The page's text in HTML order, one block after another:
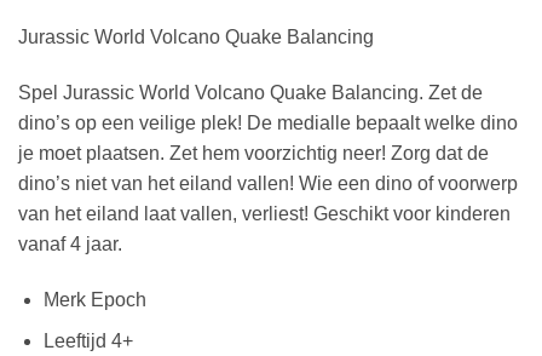
Jurassic World Volcano Quake Balancing
Spel Jurassic World Volcano Quake Balancing. Zet de
dino’s op een veilige plek! De medialle bepaalt welke dino
je moet plaatsen. Zet hem voorzichtig neer! Zorg dat de
dino’s niet van het eiland vallen! Wie een dino of voorwerp
van het eiland laat vallen, verliest! Geschikt voor kinderen
vanaf 4 jaar.
Merk Epoch
Leeftijd 4+